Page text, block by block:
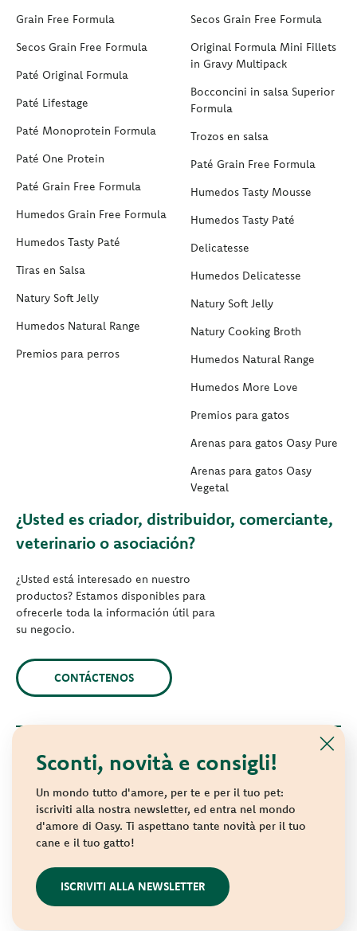
Sconti, novità e consigli!
Un mondo tutto d'amore, per te e per il tuo pet:
iscriviti alla nostra newsletter, ed entra nel mondo
d'amore di Oasy. Ti aspettano tante novità per il tuo
cane e il tuo gatto!
ISCRIVITI ALLA NEWSLETTER
Grain Free Formula
Secos Grain Free Formula
Paté Original Formula
Paté Lifestage
Paté Monoprotein Formula
Paté One Protein
Paté Grain Free Formula
Humedos Grain Free Formula
Humedos Tasty Paté
Tiras en Salsa
Natury Soft Jelly
Humedos Natural Range
Premios para perros
Secos Grain Free Formula
Original Formula Mini Fillets
in Gravy Multipack
Bocconcini in salsa Superior
Formula
Trozos en salsa
Paté Grain Free Formula
Humedos Tasty Mousse
Humedos Tasty Paté
Delicatesse
Humedos Delicatesse
Natury Soft Jelly
Natury Cooking Broth
Humedos Natural Range
Humedos More Love
Premios para gatos
Arenas para gatos Oasy Pure
Arenas para gatos Oasy
Vegetal
¿Usted es criador, distribuidor, comerciante,
veterinario o asociación?
¿Usted está interesado en nuestro
productos? Estamos disponibles para
ofrecerle toda la información útil para
su negocio.
CONTÁCTENOS
© 2021 Oasy. Todos los derechos reservados.
Wonderfood S.p.A. Strada dei Censiti, 2 - 47891 Repubblica di
San Marino - C.o.E. SM 04018
Privacy policy-Cookie policy-Sitemap
websolute